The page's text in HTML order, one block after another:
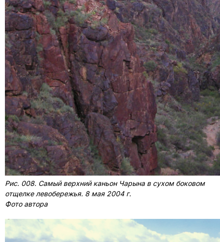
Рис. 008. Самый верхний каньон Чарына в сухом боковом
отщелке левобережья. 8 мая 2004 г.
Фото автора